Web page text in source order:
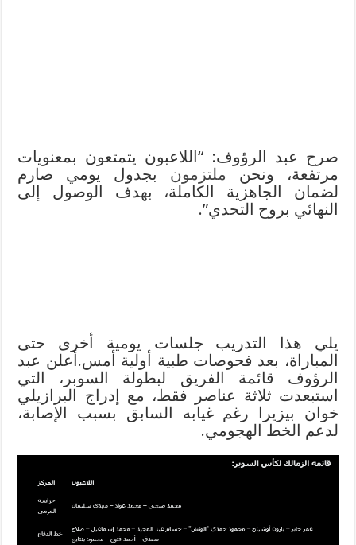
صرح عبد الرؤوف: “اللاعبون يتمتعون بمعنويات
مرتفعة، ونحن ملتزمون بجدول يومي صارم
لضمان الجاهزية الكاملة، بهدف الوصول إلى
النهائي بروح التحدي”.
يلي هذا التدريب جلسات يومية أخرى حتى
المباراة، بعد فحوصات طبية أولية أمس.أعلن عبد
الرؤوف قائمة الفريق لبطولة السوبر، التي
استبعدت ثلاثة عناصر فقط، مع إدراج البرازيلي
خوان بيزيرا رغم غيابه السابق بسبب الإصابة،
لدعم الخط الهجومي.